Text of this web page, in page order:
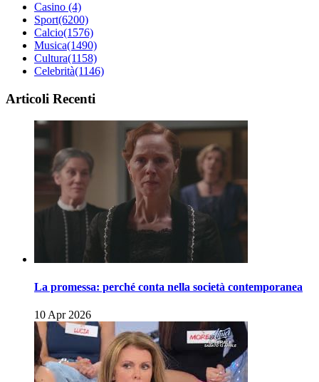
Casino (4)
Sport(6200)
Calcio(1576)
Musica(1490)
Cultura(1158)
Celebrità(1146)
Articoli Recenti
La promessa: perché conta nella società contemporanea
10 Apr 2026